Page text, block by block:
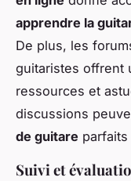
apprendre la
De plus, les
guitaristes offrent
ressources et
discussions
de guitare
Suivi et